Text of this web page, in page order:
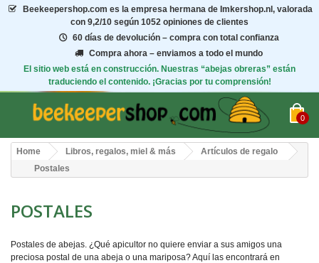
Beekeepershop.com es la empresa hermana de Imkershop.nl, valorada
con 9,2/10 según 1052 opiniones de clientes
60 días de devolución – compra con total confianza
Compra ahora – enviamos a todo el mundo
El sitio web está en construcción. Nuestras “abejas obreras” están
traduciendo el contenido. ¡Gracias por tu comprensión!
0
Home Libros, regalos, miel & más
Artículos de regalo
Postales
POSTALES
Postales de abejas. ¿Qué apicultor no quiere enviar a sus amigos una
preciosa postal de una abeja o una mariposa? Aquí las encontrará en